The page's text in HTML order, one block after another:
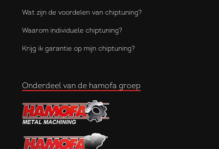
Wat zijn de voordelen van chiptuning?
Waarom individuele chiptuning?
Krijg ik garantie op mijn chiptuning?
Onderdeel van de hamofa groep